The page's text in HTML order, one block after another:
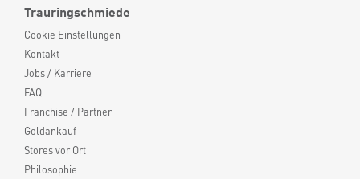
Trauringschmiede
Cookie Einstellungen
Kontakt
Jobs / Karriere
FAQ
Franchise / Partner
Goldankauf
Stores vor Ort
Philosophie